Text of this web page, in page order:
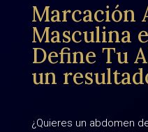
Marcación
Masculina
Define Tu
un
¿Quieres un abdomen